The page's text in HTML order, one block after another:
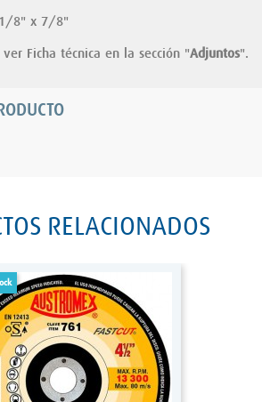
1/8" x 7/8"
Ficha técnica en la sección "Adjuntos".
RELACIONADOS